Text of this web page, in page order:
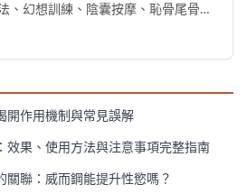
、幻想訓練、陰囊按摩、恥骨尾骨肌
月內即可感受到明顯的改善效果。
開作用機制與常見誤解
效果、使用方法與注意事項完整指南
關聯：威而鋼能提升性慾嗎？